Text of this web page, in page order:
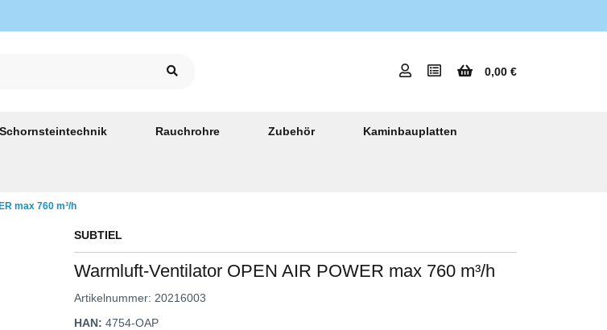
0,00 €
Schornsteintechnik Rauchrohre Zubehör Kaminbauplatten
max 760 m³/h
SUBTIEL
Warmluft-Ventilator OPEN AIR POWER max 760 m³/h
Artikelnummer: 20216003
HAN: 4754-OAP